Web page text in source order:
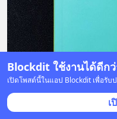
Blockdit ใช้งานได้ดีก
เปิดโพสต์นี้ในแอป Blockdit เพื่อรั
เ